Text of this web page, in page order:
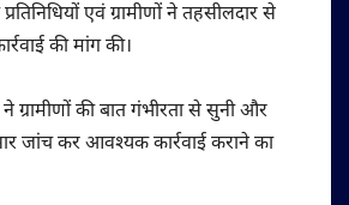
एवं ग्रामीणों ने तहसीलदार से
की मांग की।
ग्रामीणों की बात गंभीरता से सुनी और
जांच कर आवश्यक कार्रवाई कराने का